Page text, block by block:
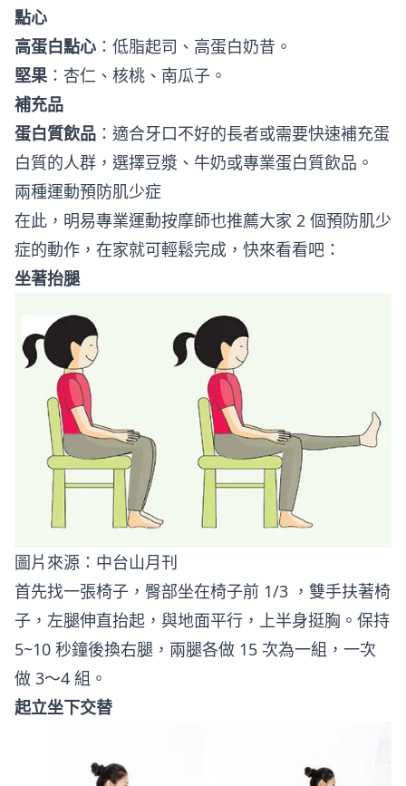
點心
高蛋白點心 ：低脂起司、高蛋白奶昔。
堅果：杏仁、核桃、南瓜子。
補充品
蛋白質飲品 ：適合牙口不好的長者或需要快速補充蛋
白質的人群，選擇豆漿、牛奶或專業蛋白質飲品。
兩種運動預防肌少症
在此，明易專業運動按摩師也推薦大家 2 個預防肌少
症的動作，在家就可輕鬆完成，快來看看吧：
坐著抬腿
圖片來源： 中台山月刊
首先找一張椅子，臀部坐在椅子前 1/3 ，雙手扶著椅
子，左腿伸直抬起，與地面平行，上半身挺胸。保持
5~10 秒鐘後換右腿，兩腿各做 15 次為一組，一次
做 3～4 組。
起立坐下交替